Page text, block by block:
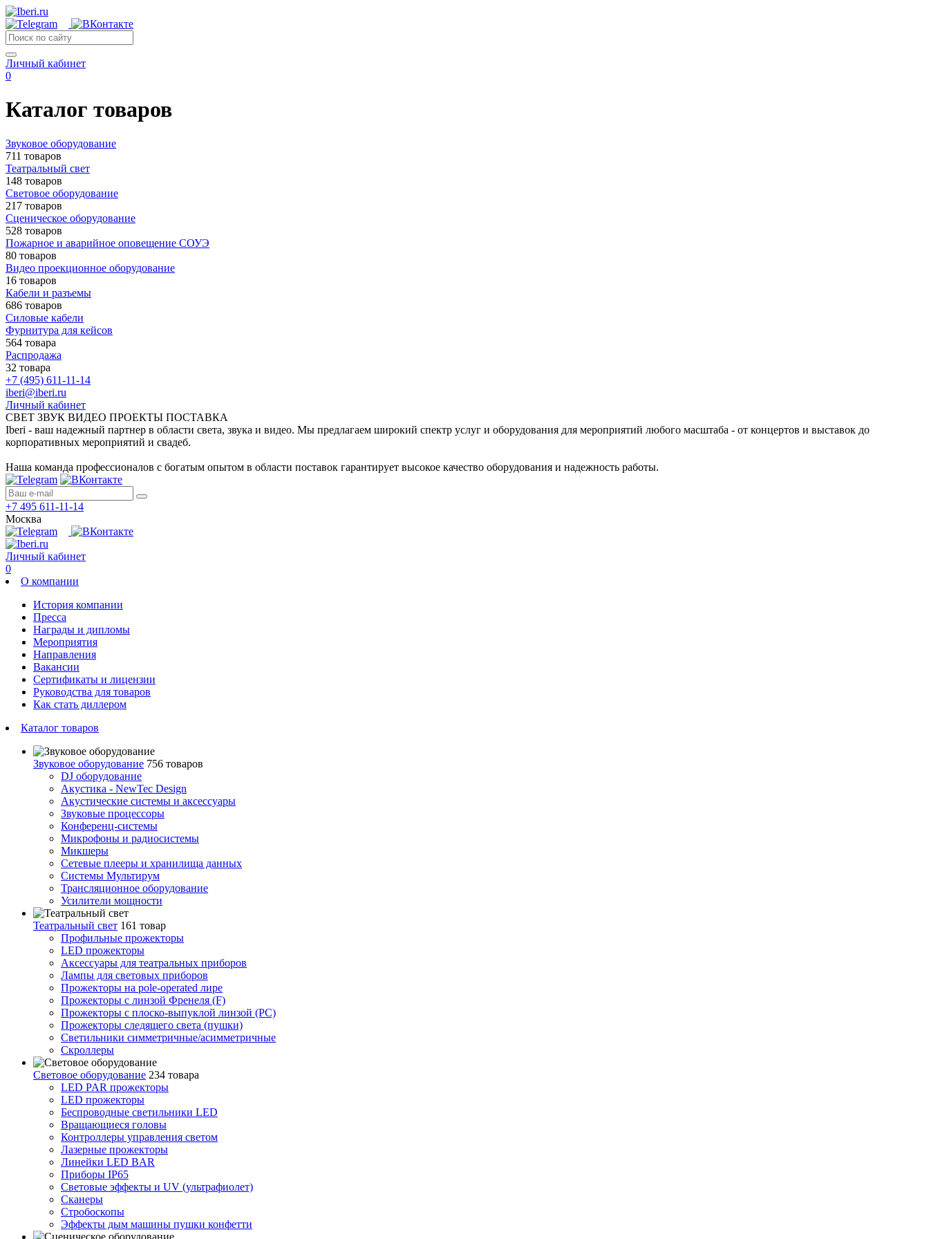
Личный кабинет
0
Каталог товаров
Звуковое оборудование
711 товаров
Театральный свет
148 товаров
Световое оборудование
217 товаров
Сценическое оборудование
528 товаров
Пожарное и аварийное оповещение СОУЭ
80 товаров
Видео проекционное оборудование
16 товаров
Кабели и разъемы
686 товаров
Силовые кабели
Фурнитура для кейсов
564 товара
Распродажа
32 товара
+7 (495) 611-11-14
iberi@iberi.ru
Личный кабинет
СВЕТ ЗВУК ВИДЕО ПРОЕКТЫ ПОСТАВКА
Iberi - ваш надежный партнер в области света, звука и видео. Мы предлагаем широкий спектр услуг и оборудования для мероприятий любого масштаба - от концертов и выставок до
корпоративных мероприятий и свадеб.
Наша команда профессионалов с богатым опытом в области поставок гарантирует высокое качество оборудования и надежность работы.
+7 495 611-11-14
Москва
Личный кабинет
0
О компании
История компании
Пресса
Награды и дипломы
Мероприятия
Направления
Вакансии
Сертификаты и лицензии
Руководства для товаров
Как стать диллером
Каталог товаров
Звуковое оборудование 756 товаров
DJ оборудование
Акустика - NewTec Design
Акустические системы и аксессуары
Звуковые процессоры
Конференц-системы
Микрофоны и радиосистемы
Микшеры
Сетевые плееры и хранилища данных
Системы Мультирум
Трансляционное оборудование
Усилители мощности
Театральный свет 161 товар
Профильные прожекторы
LED прожекторы
Аксессуары для театральных приборов
Лампы для световых приборов
Прожекторы на pole-operated лире
Прожекторы с линзой Френеля (F)
Прожекторы с плоско-выпуклой линзой (PC)
Прожекторы следящего света (пушки)
Светильники симметричные/асимметричные
Скроллеры
Световое оборудование 234 товара
LED PAR прожекторы
LED прожекторы
Беспроводные светильники LED
Вращающиеся головы
Контроллеры управления светом
Лазерные прожекторы
Линейки LED BAR
Приборы IP65
Световые эффекты и UV (ультрафиолет)
Сканеры
Стробоскопы
Эффекты дым машины пушки конфетти